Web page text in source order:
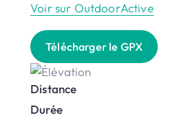
Voir sur OutdoorActive
Télécharger le GPX
Distance
Durée